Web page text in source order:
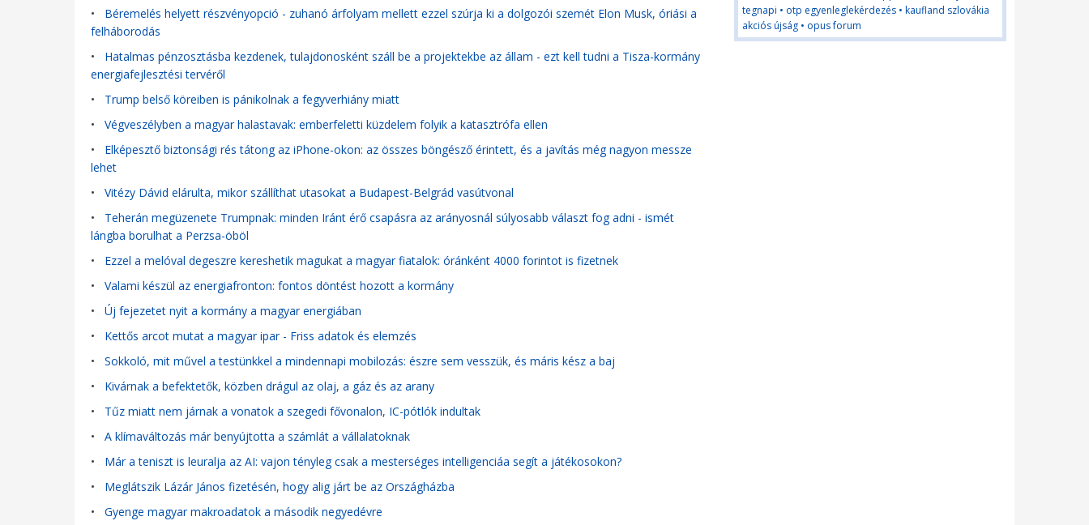
• Béremelés helyett részvényopció - zuhanó árfolyam mellett ezzel szúrja ki a dolgozói szemét Elon Musk, óriási a
felháborodás
• Hatalmas pénzosztásba kezdenek, tulajdonosként száll be a projektekbe az állam - ezt kell tudni a Tisza-kormány
energiafejlesztési tervéről
• Trump belső köreiben is pánikolnak a fegyverhiány miatt
• Végveszélyben a magyar halastavak: emberfeletti küzdelem folyik a katasztrófa ellen
• Elképesztő biztonsági rés tátong az iPhone-okon: az összes böngésző érintett, és a javítás még nagyon messze
lehet
• Vitézy Dávid elárulta, mikor szállíthat utasokat a Budapest-Belgrád vasútvonal
• Teherán megüzenete Trumpnak: minden Iránt érő csapásra az arányosnál súlyosabb választ fog adni - ismét
lángba borulhat a Perzsa-öböl
• Ezzel a melóval degeszre kereshetik magukat a magyar fiatalok: óránként 4000 forintot is fizetnek
• Valami készül az energiafronton: fontos döntést hozott a kormány
• Új fejezetet nyit a kormány a magyar energiában
• Kettős arcot mutat a magyar ipar - Friss adatok és elemzés
• Sokkoló, mit művel a testünkkel a mindennapi mobilozás: észre sem vesszük, és máris kész a baj
• Kivárnak a befektetők, közben drágul az olaj, a gáz és az arany
• Tűz miatt nem járnak a vonatok a szegedi fővonalon, IC-pótlók indultak
• A klímaváltozás már benyújtotta a számlát a vállalatoknak
• Már a teniszt is leuralja az AI: vajon tényleg csak a mesterséges intelligenciáa segít a játékosokon?
• Meglátszik Lázár János fizetésén, hogy alig járt be az Országházba
• Gyenge magyar makroadatok a második negyedévre
tegnapi • otp egyenleglekérdezés • kaufland szlovákia
akciós újság • opus forum